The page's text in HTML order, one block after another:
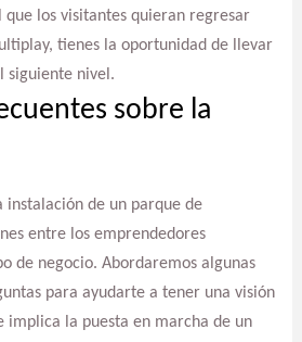
que los visitantes quieran regresar
tienes la oportunidad de llevar
siguiente nivel.
sobre la
instalación de un parque de
entre los emprendedores
de negocio. Abordaremos algunas
para ayudarte a tener una visión
implica la puesta en marcha de un